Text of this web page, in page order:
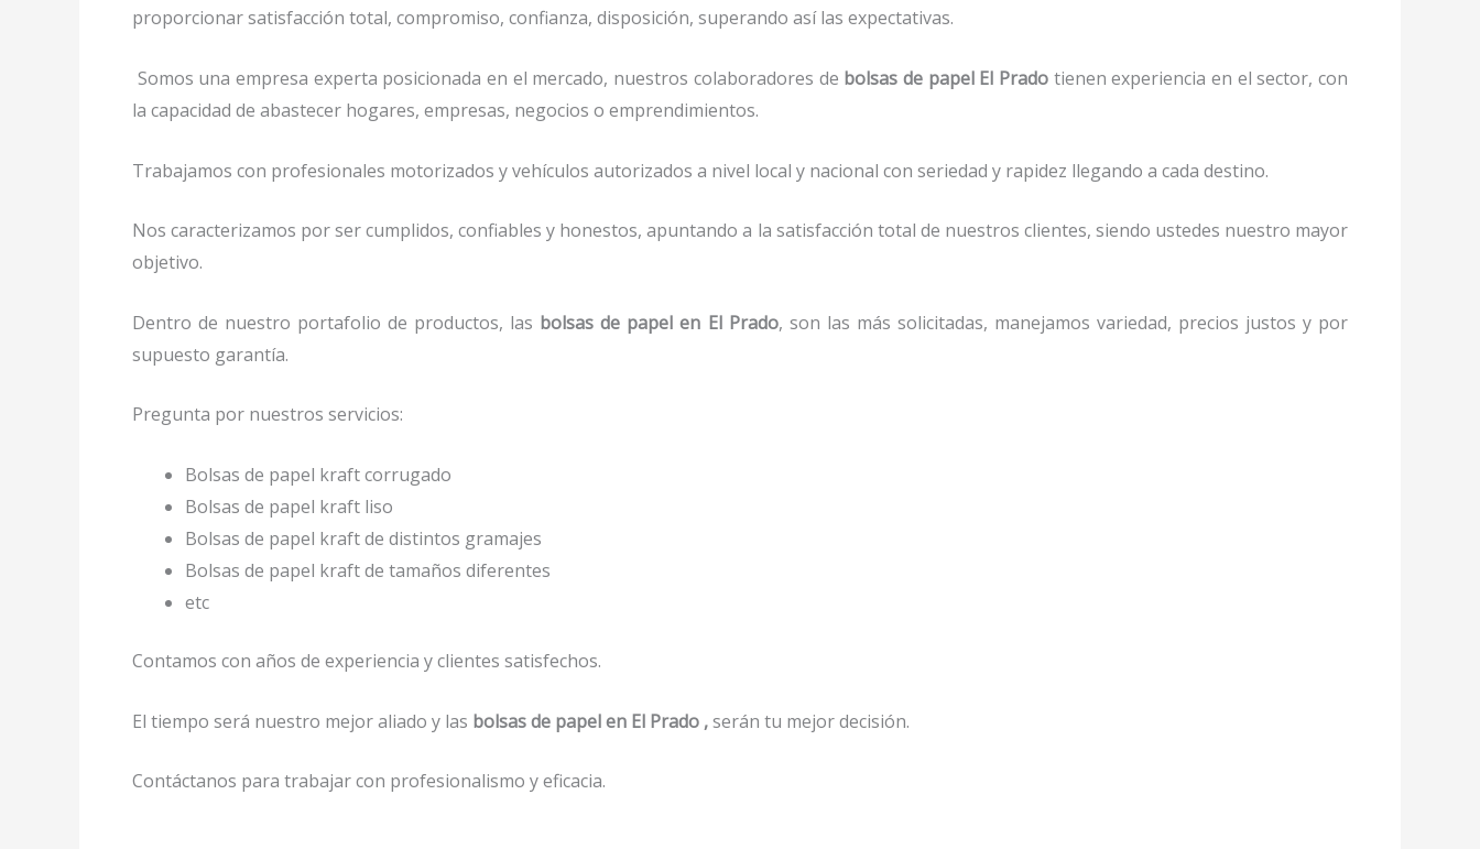
proporcionar satisfacción total, compromiso, confianza, disposición, superando así las expectativas.
Somos una empresa experta posicionada en el mercado, nuestros colaboradores de bolsas de papelEl Prado tienen experiencia en el sector, con
la capacidad de abastecer hogares, empresas, negocios o emprendimientos.
Trabajamos con profesionales motorizados y vehículos autorizados a nivel local y nacional con seriedad y rapidez llegando a cada destino.
Nos caracterizamos por ser cumplidos, confiables y honestos, apuntando a la satisfacción total de nuestros clientes, siendo ustedes nuestro mayor
objetivo.
Dentro de nuestro portafolio de productos, las bolsas de papel en El Prado, son las más solicitadas, manejamos variedad, precios justos y por
supuesto garantía.
Pregunta por nuestros servicios:
Bolsas de papel kraft corrugado
Bolsas de papel kraft liso
Bolsas de papel kraft de distintos gramajes
Bolsas de papel kraft de tamaños diferentes
etc
Contamos con años de experiencia y clientes satisfechos.
El tiempo será nuestro mejor aliado y las bolsas de papelen El Prado ,serán tu mejor decisión.
Contáctanos para trabajar con profesionalismo y eficacia.